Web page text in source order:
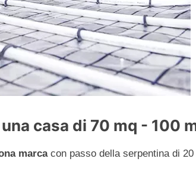
casa di 70 mq - 100
marcacon passo della serpentina di 20